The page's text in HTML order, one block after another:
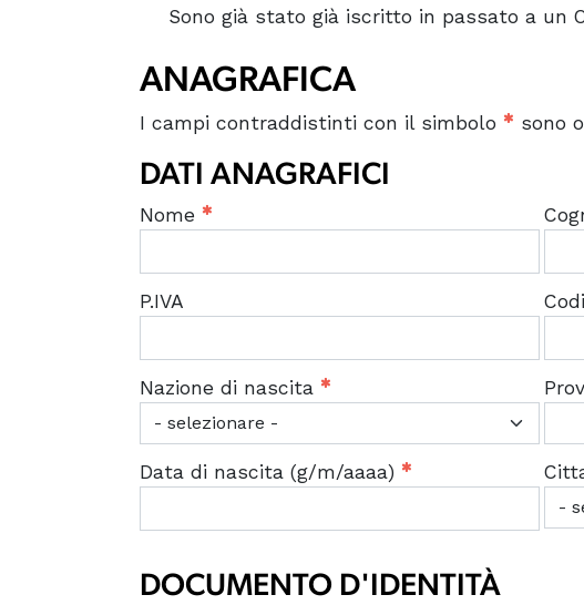
Sono già stato già iscritto in passato a un
ANAGRAFICA
I campi contraddistinti con il simbolo sono
DATI ANAGRAFICI
Nome
P.IVA
Nazione di nascita
Data di nascita (g/m/aaaa)
DOCUMENTO D'IDENTITÀ